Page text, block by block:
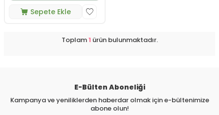
Sepete Ekle
Toplam1ürün bulunmaktadır.
E-Bülten Aboneliği
Kampanya ve yeniliklerden haberdar olmak için e-bültenimize
abone olun!